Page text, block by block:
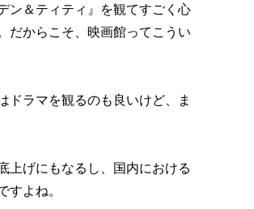
ン＆ティティ』を観てすごく心
だからこそ、映画館ってこうい
ドラマを観るのも良いけど、ま
上げにもなるし、国内における
よね。